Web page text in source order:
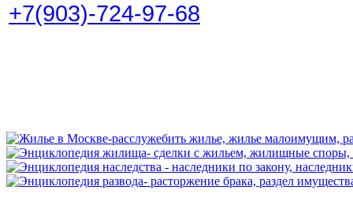
+7(903)-724-97-68